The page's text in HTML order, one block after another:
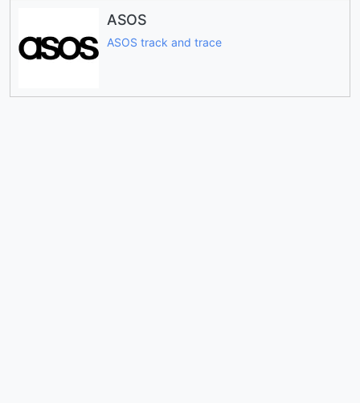
ASOS
ASOS track and trace